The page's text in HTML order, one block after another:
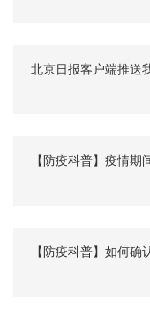
北京日报客户端推送
【防疫科普】疫情期
【防疫科普】如何确